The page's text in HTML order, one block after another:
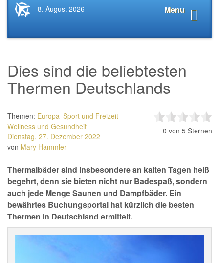
Startseite
News.Tourismus.com
Menu
8. August 2026
Dies sind die beliebtesten
Thermen Deutschlands
Themen: Europa Sport und Freizeit
Wellness und Gesundheit
Dienstag, 27. Dezember 2022
von Mary Hammler
0 von 5 Sternen
Thermalbäder sind insbesondere an kalten Tagen heiß
begehrt, denn sie bieten nicht nur Badespaß, sondern
auch jede Menge Saunen und Dampfbäder. Ein
bewährtes Buchungsportal hat kürzlich die besten
Thermen in Deutschland ermittelt.